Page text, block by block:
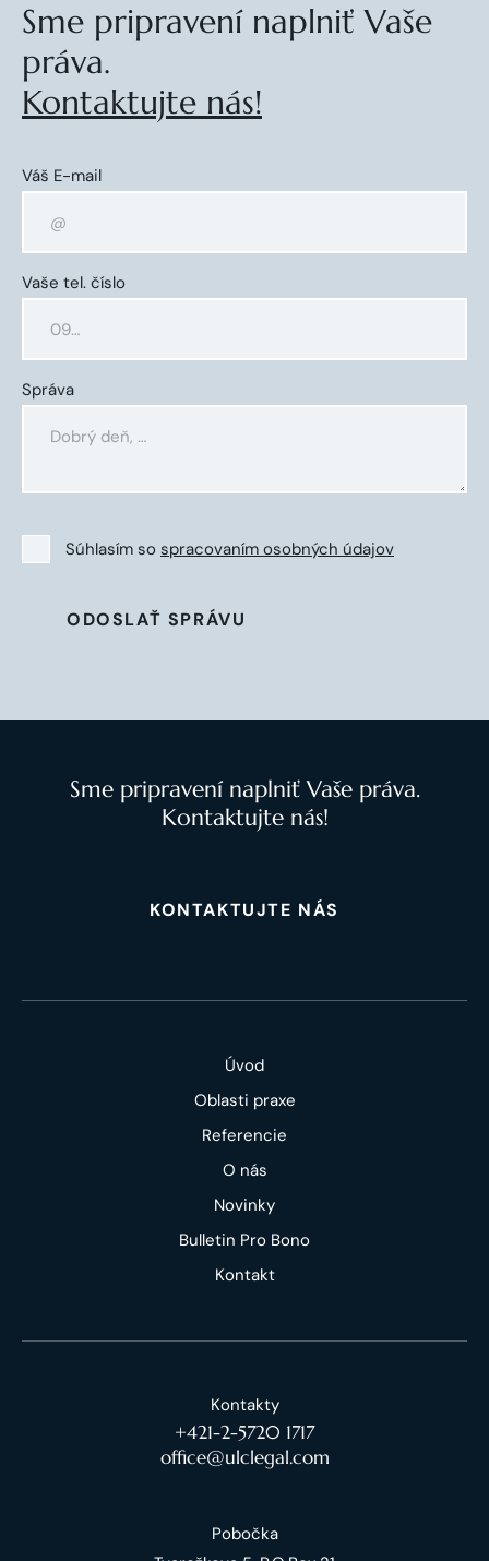
Sme pripravení naplniť Vaše
práva.
Kontaktujte nás!
Váš E-mail
Vaše tel. číslo
Správa
Súhlasím so spracovaním osobných údajov
ODOSLAŤ SPRÁVU
Sme pripravení naplniť Vaše práva.
Kontaktujte nás!
KONTAKTUJTE NÁS
Úvod
Oblasti praxe
Referencie
O nás
Novinky
Bulletin Pro Bono
Kontakt
Kontakty
+421-2-5720 1717
office@ulclegal.com
Pobočka